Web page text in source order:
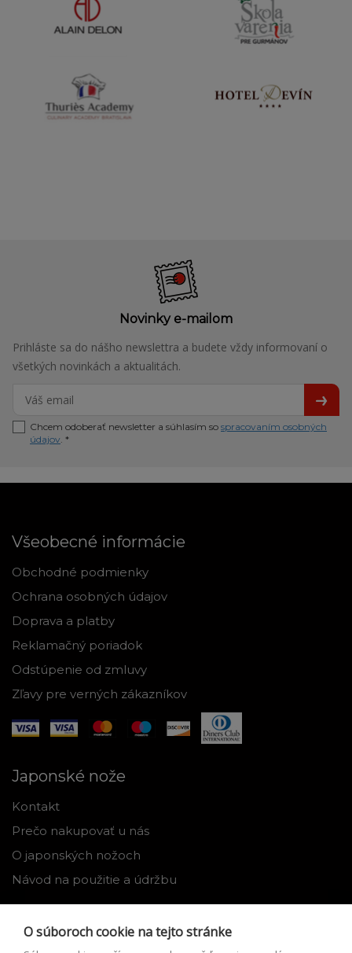
Novinky e-mailom
Prihláste sa do nášho newslettra a budete vždy informovaní o
všetkých novinkách a aktualitách.
Chcem odoberať newsletter a súhlasím so spracovaním osobných
údajov. *
Všeobecné informácie
Obchodné podmienky
Ochrana osobných údajov
Doprava a platby
Reklamačný poriadok
Odstúpenie od zmluvy
Zľavy pre verných zákazníkov
Japonské nože
Kontakt
Prečo nakupovať u nás
O japonských nožoch
Návod na použitie a údržbu
O súboroch cookie na tejto stránke